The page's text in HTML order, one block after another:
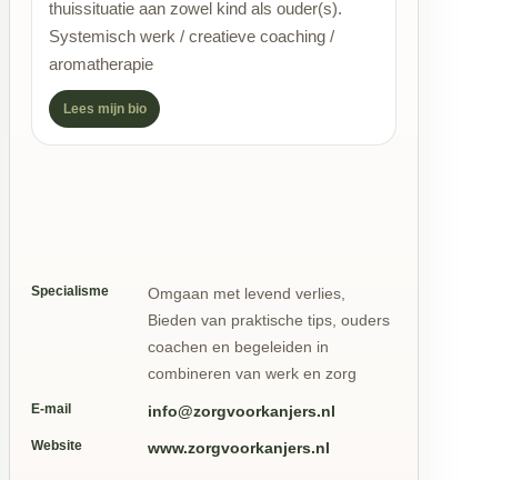
thuissituatie aan zowel kind als ouder(s).
Systemisch werk / creatieve coaching /
aromatherapie
Lees mijn bio
Specialisme
Omgaan met levend verlies,
Bieden van praktische tips, ouders
coachen en begeleiden in
combineren van werk en zorg
E-mail info@zorgvoorkanjers.nl
Website www.zorgvoorkanjers.nl